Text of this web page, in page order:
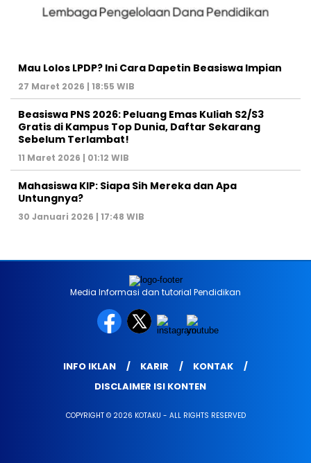
Mau Lolos LPDP? Ini Cara Dapetin Beasiswa Impian
27 Maret 2026 | 18:55 WIB
Beasiswa PNS 2026: Peluang Emas Kuliah S2/S3
Gratis di Kampus Top Dunia, Daftar Sekarang
Sebelum Terlambat!
11 Maret 2026 | 01:12 WIB
Mahasiswa KIP: Siapa Sih Mereka dan Apa
Untungnya?
30 Januari 2026 | 17:48 WIB
Media Informasi dan tutorial Pendidikan
INFO IKLAN KARIR
KONTAK
DISCLAIMER ISI KONTEN
COPYRIGHT © 2026 KOTAKU - ALL RIGHTS RESERVED